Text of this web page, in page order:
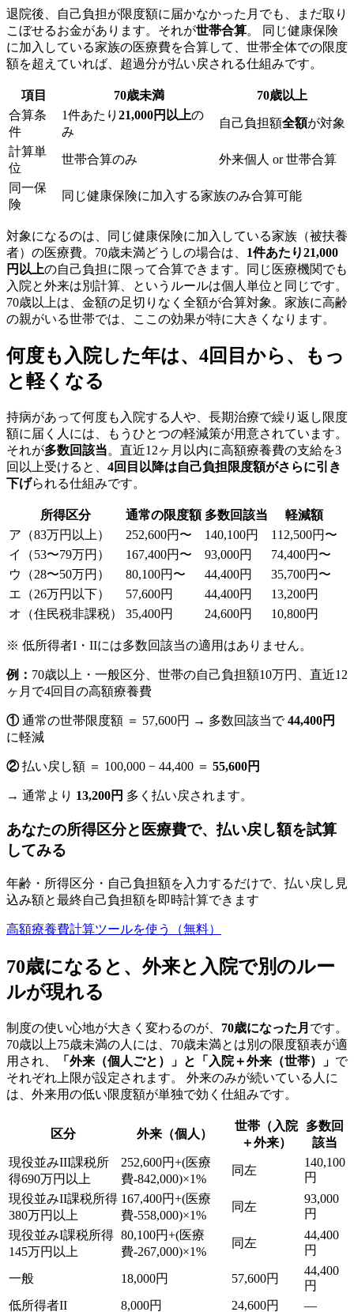
退院後、自己負担が限度額に届かなかった月でも、まだ取り
こぼせるお金があります。それが世帯合算。 同じ健康保険
に加入している家族の医療費を合算して、世帯全体での限度
額を超えていれば、超過分が払い戻される仕組みです。
項目 70歳未満
70歳以上
合算条
件
1件あたり 21,000円以上の
み
自己負担額全額が対象
計算単
位
世帯合算のみ 外来個人 or 世帯合算
同一保
険
同じ健康保険に加入する家族のみ合算可能
対象になるのは、同じ健康保険に加入している家族（被扶養
者）の医療費。70歳未満どうしの場合は、 1件あたり21,000
円以上の自己負担に限って合算できます。同じ医療機関でも
入院と外来は別計算、というルールは個人単位と同じです。
70歳以上は、金額の足切りなく全額が合算対象。家族に高齢
の親がいる世帯では、ここの効果が特に大きくなります。
何度も入院した年は、4回目から、もっ
と軽くなる
持病があって何度も入院する人や、長期治療で繰り返し限度
額に届く人には、もうひとつの軽減策が用意されています。
それが多数回該当。直近12ヶ月以内に高額療養費の支給を3
回以上受けると、 4回目以降は自己負担限度額がさらに引き
下げられる仕組みです。
所得区分 通常の限度額 多数回該当
軽減額
ア（83万円以上）
252,600円〜 140,100円
112,500円〜
イ（53〜79万円）
167,400円〜 93,000円
74,400円〜
ウ（28〜50万円）
80,100円〜 44,400円
35,700円〜
エ（26万円以下）
57,600円 44,400円
13,200円
オ（住民税非課税）
35,400円 24,600円 10,800円
※ 低所得者I・IIには多数回該当の適用はありません。
例： 70歳以上・一般区分、世帯の自己負担額10万円、直近12
ヶ月で4回目の高額療養費
①通常の世帯限度額 ＝ 57,600円 → 多数回該当で44,400円
に軽減
②払い戻し額 ＝ 100,000 − 44,400 ＝ 55,600円
→ 通常より 13,200円 多く払い戻されます。
あなたの所得区分と医療費で、払い戻し額を試算
してみる
年齢・所得区分・自己負担額を入力するだけで、払い戻し見
込み額と最終自己負担額を即時計算できます
高額療養費計算ツールを使う（無料）
70歳になると、外来と入院で別のルー
ルが現れる
制度の使い心地が大きく変わるのが、 70歳になった月 です。
70歳以上75歳未満の人には、70歳未満とは別の限度額表が適
用され、
「外来（個人ごと）」と「入院＋外来（世帯）」 で
それぞれ上限が設定されます。 外来のみが続いている人に
は、外来用の低い限度額が単独で効く仕組みです。
区分 外来（個人）
世帯（入院
＋外来）
多数回
該当
現役並みIII課税所
得690万円以上
252,600円+(医療
費-842,000)×1%
同左
140,100
円
現役並みII課税所得
380万円以上
167,400円+(医療
費-558,000)×1%
同左
93,000
円
現役並みI課税所得
145万円以上
80,100円+(医療
費-267,000)×1%
同左
44,400
円
一般 18,000円 57,600円
44,400
円
低所得者II
8,000円 24,600円
—